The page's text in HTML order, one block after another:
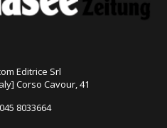
Editrice Srl
Corso Cavour, 41
8033664